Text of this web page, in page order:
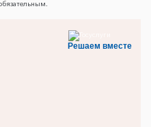
Решаем вместе